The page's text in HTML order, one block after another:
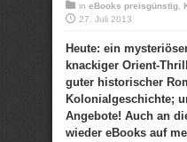
in eBooks preisgünstig
27. Juli 2013
Heute: ein
knackiger Orient-
guter historischer
Kolonialgeschichte;
Angebote! Auch an
wieder eBooks auf